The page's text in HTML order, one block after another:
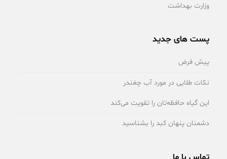
وزارت بهداشت
پست های جدید
پیش فرض
نکات طلایی در مورد آب چغندر
این گیاه حافظه‌تان را تقویت می‌کند
دشمنان پنهان کبد را بشناسید